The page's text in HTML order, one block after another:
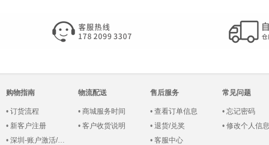
购物指南
• 订货流程
• 新客户注册
• 深圳-账户激活/登录
物流配送
• 商城服务时间
• 客户收货说明
售后服务
• 查看订单信息
• 退货/兑奖
• 客服中心
常见问题
• 忘记密码
• 修改个人信息